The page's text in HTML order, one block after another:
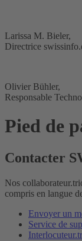
Larissa M. Bieler,
Directrice
Olivier Bühler,
Responsable
Pied de
Contacter
Nos
compris en langue
Envoyer un
Service de